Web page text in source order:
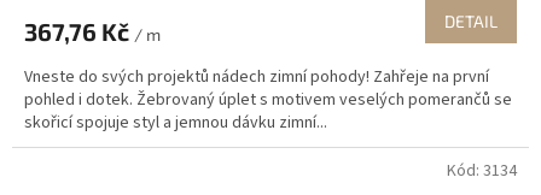
367,76 Kč / m
DETAIL
Vneste do svých projektů nádech zimní pohody! Zahřeje na první
pohled i dotek. Žebrovaný úplet s motivem veselých pomerančů se
skořicí spojuje styl a jemnou dávku zimní...
Kód: 3134